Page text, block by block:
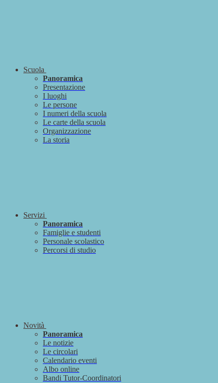
Scuola
Panoramica
Presentazione
I luoghi
Le persone
I numeri della scuola
Le carte della scuola
Organizzazione
La storia
Servizi
Panoramica
Famiglie e studenti
Personale scolastico
Percorsi di studio
Novità
Panoramica
Le notizie
Le circolari
Calendario eventi
Albo online
Bandi Tutor-Coordinatori